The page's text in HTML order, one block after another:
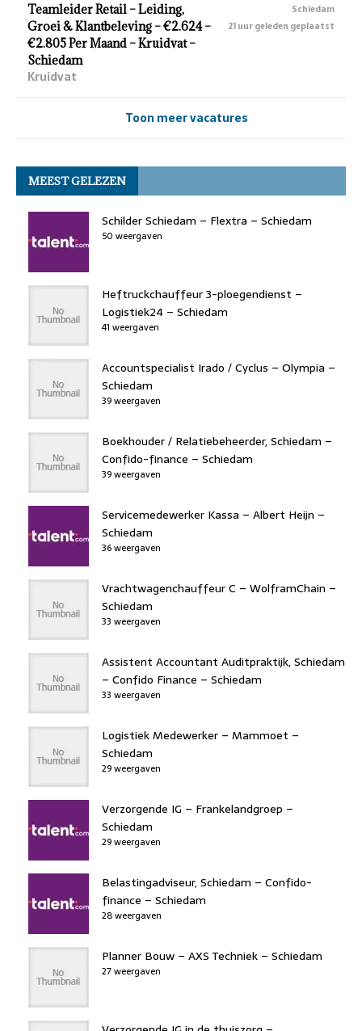
Teamleider Retail – Leiding,
Groei & Klantbeleving – €2.624 –
€2.805 Per Maand – Kruidvat –
Schiedam
Kruidvat
Schiedam
21 uur geleden geplaatst
Toon meer vacatures
MEEST GELEZEN
Schilder Schiedam – Flextra – Schiedam
50 weergaven
Heftruckchauffeur 3-ploegendienst –
Logistiek24 – Schiedam
41 weergaven
Accountspecialist Irado / Cyclus – Olympia –
Schiedam
39 weergaven
Boekhouder / Relatiebeheerder, Schiedam –
Confido-finance – Schiedam
39 weergaven
Servicemedewerker Kassa – Albert Heijn –
Schiedam
36 weergaven
Vrachtwagenchauffeur C – WolframChain –
Schiedam
33 weergaven
Assistent Accountant Auditpraktijk, Schiedam
– Confido Finance – Schiedam
33 weergaven
Logistiek Medewerker – Mammoet –
Schiedam
29 weergaven
Verzorgende IG – Frankelandgroep –
Schiedam
29 weergaven
Belastingadviseur, Schiedam – Confido-
finance – Schiedam
28 weergaven
Planner Bouw – AXS Techniek – Schiedam
27 weergaven